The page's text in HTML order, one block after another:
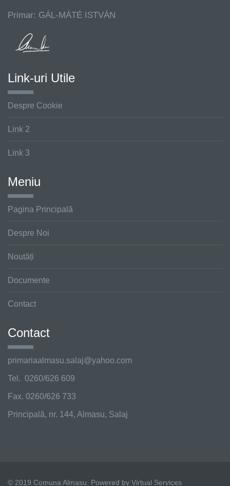
Primar: GÁL-MÁTÉ ISTVÁN
Link-uri Utile
Despre Cookie
Link 2
Link 3
Meniu
Pagina Principală
Despre Noi
Noutăți
Documente
Contact
Contact
primariaalmasu.salaj@yahoo.com
Tel. 0260/626 609
Fax. 0260/626 733
Principală, nr. 144, Almasu, Salaj
© 2019 Comuna Almasu. Powered by Virtual Services